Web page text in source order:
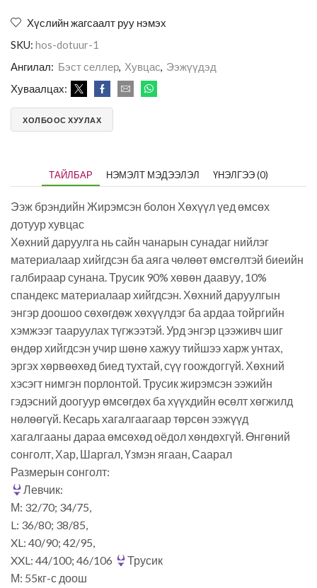
Хүслийн жагсаалт руу нэмэх
SKU: hos-dotuur-1
Ангилал: Бэст селлер, Хувцас, Ээжүүдэд
Хуваалцах:
ХОЛБООС ХУУЛАХ
ТАЙЛБАР НЭМЭЛТ МЭДЭЭЛЭЛ ҮНЭЛГЭЭ (0)
Ээж брэндийн Жирэмсэн болон Хөхүүл үед өмсөх
дотуур хувцас
Хөхний даруулга нь сайн чанарын сунадаг нийлэг
материалаар хийгдсэн ба аяга чөлөөт өмсгөлтэй биеийн
галбираар сунана. Трусик 90% хөвөн даавуу, 10%
спандекс материалаар хийгдсэн. Хөхний даруулгын
энгэр доошоо сөхөгдөж хөхүүлдэг ба ардаа тойргийн
хэмжээг тааруулах түгжээтэй. Урд энгэр цээживч шиг
өндөр хийгдсэн учир шөнө хажуу тийшээ харж унтах,
эргэх хөрвөөхөд биед тухтай, сүү гоождоггүй. Хөхний
хэсэгт нимгэн порлонтой. Трусик жирэмсэн ээжийн
гэдэсний доогуур өмсөгдөх ба хүүхдийн өсөлт хөгжилд
нөлөөгүй. Кесарь хагалгаагаар төрсөн ээжүүд
хагалгааны дараа өмсөхөд оёдол хөндөхгүй. Өнгөний
сонголт, Хар, Шаргал, Үзмэн ягаан, Саарал
Размерын сонголт:
Левчик:
М: 32/70; 34/75,
L: 36/80; 38/85,
XL: 40/90; 42/95,
XXL: 44/100; 46/106
Трусик
М: 55кг-с доош